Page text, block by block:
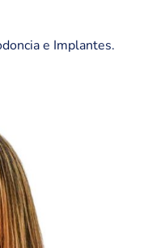
e Implantes.